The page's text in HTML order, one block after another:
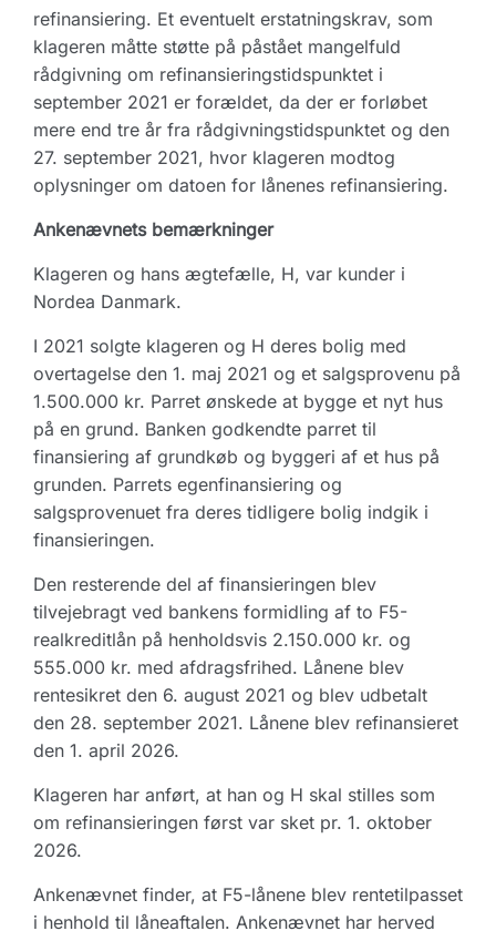
refinansiering. Et eventuelt erstatningskrav, som
klageren måtte støtte på påstået mangelfuld
rådgivning om refinansieringstidspunktet i
september 2021 er forældet, da der er forløbet
mere end tre år fra rådgivningstidspunktet og den
27. september 2021, hvor klageren modtog
oplysninger om datoen for lånenes refinansiering.
Ankenævnets bemærkninger
Klageren og hans ægtefælle, H, var kunder i
Nordea Danmark.
I 2021 solgte klageren og H deres bolig med
overtagelse den 1. maj 2021 og et salgsprovenu på
1.500.000 kr. Parret ønskede at bygge et nyt hus
på en grund. Banken godkendte parret til
finansiering af grundkøb og byggeri af et hus på
grunden. Parrets egenfinansiering og
salgsprovenuet fra deres tidligere bolig indgik i
finansieringen.
Den resterende del af finansieringen blev
tilvejebragt ved bankens formidling af to F5-
realkreditlån på henholdsvis 2.150.000 kr. og
555.000 kr. med afdragsfrihed. Lånene blev
rentesikret den 6. august 2021 og blev udbetalt
den 28. september 2021. Lånene blev refinansieret
den 1. april 2026.
Klageren har anført, at han og H skal stilles som
om refinansieringen først var sket pr. 1. oktober
2026.
Ankenævnet finder, at F5-lånene blev rentetilpasset
i henhold til låneaftalen. Ankenævnet har herved